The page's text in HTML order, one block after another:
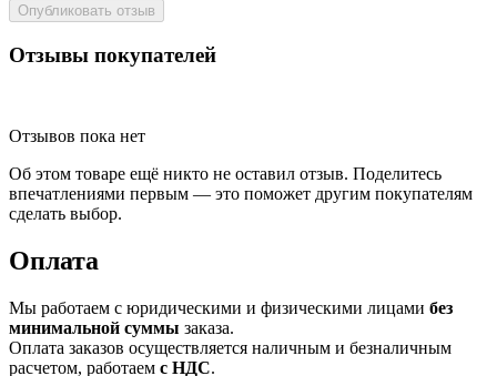
Опубликовать отзыв
Отзывы покупателей
Отзывов пока нет
Об этом товаре ещё никто не оставил отзыв. Поделитесь
впечатлениями первым — это поможет другим покупателям
сделать выбор.
Оплата
Мы работаем с юридическими и физическими лицами без
минимальной суммы заказа.
Оплата заказов осуществляется наличным и безналичным
расчетом, работаем с НДС.